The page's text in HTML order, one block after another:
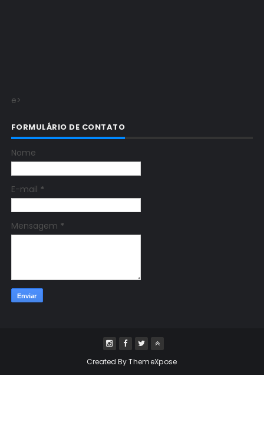
e>
FORMULÁRIO DE CONTATO
Nome
E-mail *
Mensagem *
Created ByThemeXpose